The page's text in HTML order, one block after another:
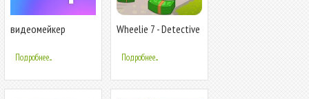
видеомейкер
Подробнее...
Wheelie 7 - Detective
Подробнее...